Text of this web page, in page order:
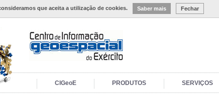
que aceita a utilização de cookies. Saber mais Fechar
CIGeoE PRODUTOS SERVIÇOS